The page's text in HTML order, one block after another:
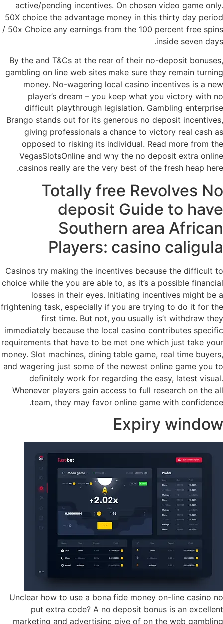
active/pending incentives. On chosen video game only.
50X choice the advantage money in this thirty day period
/ 50x Choice any earnings from the 100 percent free spins
inside seven days.
By the and T&Cs at the rear of their no-deposit bonuses,
gambling on line web sites make sure they remain turning
money. No-wagering local casino incentives is a new
player’s dream – you keep what you victory with no
difficult playthrough legislation. Gambling enterprise
Brango stands out for its generous no deposit incentives,
giving professionals a chance to victory real cash as
opposed to risking its individual. Read more from the
VegasSlotsOnline and why the no deposit extra online
casinos really are the very best of the fresh heap here.
Totally free Revolves No
deposit Guide to have
Southern area African
Players: casino caligula
Casinos try making the incentives because the difficult to
choice while the you are able to, as it’s a possible financial
losses in their eyes. Initiating incentives might be a
frightening task, especially if you are trying to do it for the
first time. But not, you usually is’t withdraw they
immediately because the local casino contributes specific
requirements that have to be met one which just take your
money. Slot machines, dining table game, real time buyers,
and wagering just some of the newest online game you to
definitely work for regarding the easy, latest visual.
Whenever players gain access to full research on the all
team, they may favor online game with confidence.
Expiry window
Unclear how to use a bona fide money on-line casino no
put extra code? A no deposit bonus is an excellent
marketing and advertising give of on the web gambling